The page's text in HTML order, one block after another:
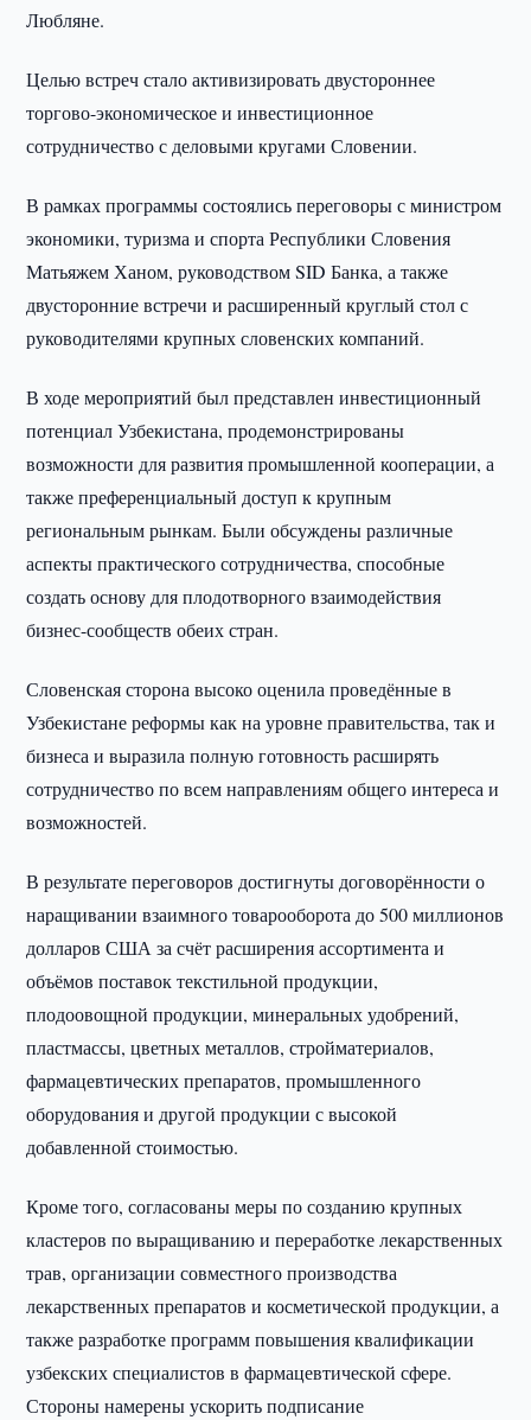
Любляне.
Целью встреч стало активизировать двустороннее
торгово-экономическое и инвестиционное
сотрудничество с деловыми кругами Словении.
В рамках программы состоялись переговоры с министром
экономики, туризма и спорта Республики Словения
Матьяжем Ханом, руководством SID Банка, а также
двусторонние встречи и расширенный круглый стол с
руководителями крупных словенских компаний.
В ходе мероприятий был представлен инвестиционный
потенциал Узбекистана, продемонстрированы
возможности для развития промышленной кооперации, а
также преференциальный доступ к крупным
региональным рынкам. Были обсуждены различные
аспекты практического сотрудничества, способные
создать основу для плодотворного взаимодействия
бизнес-сообществ обеих стран.
Словенская сторона высоко оценила проведённые в
Узбекистане реформы как на уровне правительства, так и
бизнеса и выразила полную готовность расширять
сотрудничество по всем направлениям общего интереса и
возможностей.
В результате переговоров достигнуты договорённости о
наращивании взаимного товарооборота до 500 миллионов
долларов США за счёт расширения ассортимента и
объёмов поставок текстильной продукции,
плодоовощной продукции, минеральных удобрений,
пластмассы, цветных металлов, стройматериалов,
фармацевтических препаратов, промышленного
оборудования и другой продукции с высокой
добавленной стоимостью.
Кроме того, согласованы меры по созданию крупных
кластеров по выращиванию и переработке лекарственных
трав, организации совместного производства
лекарственных препаратов и косметической продукции, а
также разработке программ повышения квалификации
узбекских специалистов в фармацевтической сфере.
Стороны намерены ускорить подписание